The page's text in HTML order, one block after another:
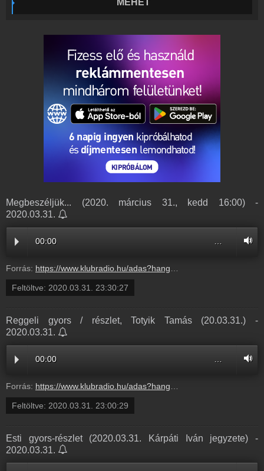
MEHET
Megbeszéljük... (2020. március 31., kedd 16:00) -
2020.03.31.
00:00
Forrás: https://www.klubradio.hu/adas?hanganyag_id=9700
Feltöltve: 2020.03.31. 23:30:27
Reggeli gyors / részlet, Totyik Tamás (20.03.31.) -
2020.03.31.
00:00
Forrás: https://www.klubradio.hu/adas?hanganyag_id=9699
Feltöltve: 2020.03.31. 23:00:29
Esti gyors-részlet (2020.03.31. Kárpáti Iván jegyzete) -
2020.03.31.